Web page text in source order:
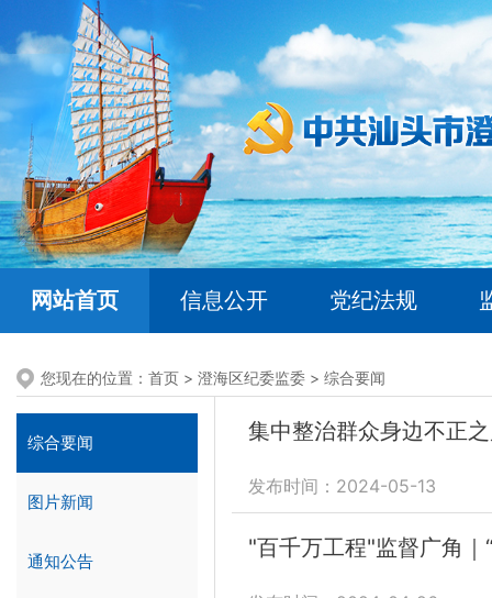
网站首页 信息公开 党纪法规
您现在的位置： 首页 > 澄海区纪委监委 > 综合要闻
集中整治群众身边不正
发布时间：2024-05-13
"百千万工程"监督广角｜
综合要闻
图片新闻
通知公告